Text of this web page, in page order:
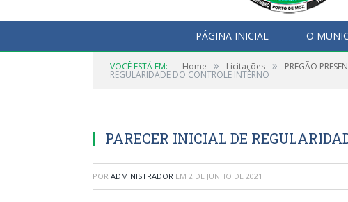
PÁGINA INICIAL O
VOCÊ ESTÁ EM: Home » Licitações » PREGÃO
REGULARIDADE DO CONTROLE INTERNO
PARECER INICIAL DE
POR ADMINISTRADOR EM 2 DE JUNHO DE 2021